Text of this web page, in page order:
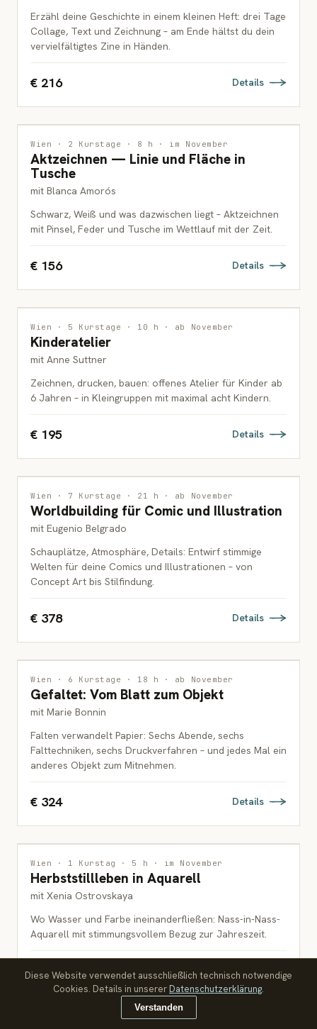
Erzähl deine Geschichte in einem kleinen Heft: drei Tage
Collage, Text und Zeichnung – am Ende hältst du dein
vervielfältigtes Zine in Händen.
€ 216 Details
ZEICHNUNG
ERWACHSENE
Wien · 2 Kurstage · 8 h · im November
Aktzeichnen — Linie und Fläche in
Tusche
mit Blanca Amorós
Schwarz, Weiß und was dazwischen liegt – Aktzeichnen
mit Pinsel, Feder und Tusche im Wettlauf mit der Zeit.
€ 156 Details
MALEREI
KINDER
Wien · 5 Kurstage · 10 h · ab November
Kinderatelier
mit Anne Suttner
Zeichnen, drucken, bauen: offenes Atelier für Kinder ab
6 Jahren – in Kleingruppen mit maximal acht Kindern.
€ 195 Details
ILLUSTRATION
ERWACHSENE
Wien · 7 Kurstage · 21 h · ab November
Worldbuilding für Comic und Illustration
mit Eugenio Belgrado
Schauplätze, Atmosphäre, Details: Entwirf stimmige
Welten für deine Comics und Illustrationen – von
Concept Art bis Stilfindung.
€ 378 Details
DRUCKGRAFIK
ERWACHSENE
Wien · 6 Kurstage · 18 h · ab November
Gefaltet: Vom Blatt zum Objekt
mit Marie Bonnin
Falten verwandelt Papier: Sechs Abende, sechs
Falttechniken, sechs Druckverfahren – und jedes Mal ein
anderes Objekt zum Mitnehmen.
€ 324 Details
MALEREI
ERWACHSENE
Wien · 1 Kurstag · 5 h · im November
Herbststillleben in Aquarell
mit Xenia Ostrovskaya
Wo Wasser und Farbe ineinanderfließen: Nass-in-Nass-
Aquarell mit stimmungsvollem Bezug zur Jahreszeit.
€ 90 Details
Diese Website verwendet ausschließlich technisch notwendige
Cookies. Details in unsererDatenschutzerklärung.
Verstanden